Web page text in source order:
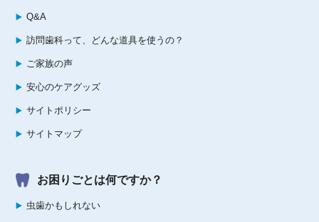
Q&A
訪問歯科って、どんな道具を使うの？
ご家族の声
安心のケアグッズ
サイトポリシー
サイトマップ
お困りごとは何ですか？
虫歯かもしれない